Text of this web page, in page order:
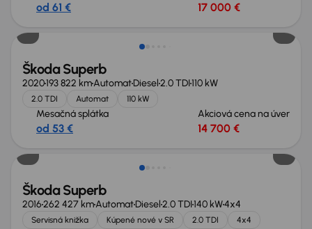
od 61 € 17 000 €
Škoda Superb
2020193 822 kmAutomatDiesel2.0 TDI110 kW
2.0 TDI Automat 110 kW
Mesačná splátka
od 53 €
Akciová cena na úver
14 700 €
Škoda Superb
2016262 427 kmAutomatDiesel2.0 TDI140 kW4x4
Servisná knižka Kúpené nové v SR 2.0 TDI
4x4